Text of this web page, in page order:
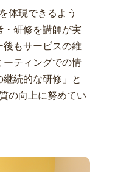
体現できるよう
・研修を講師が実
もサービスの維
ーティングでの情
続的な研修」と
の向上に努めてい